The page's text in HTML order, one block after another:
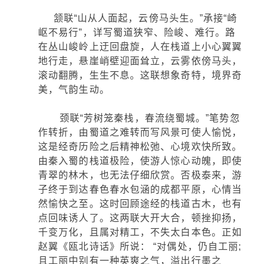
颔联“山从人面起，云傍马头生。”承接“崎
岖不易行”，详写蜀道狭窄、险峻、难行。路
在丛山峻岭上迂回盘旋，人在栈道上小心翼翼
地行走，悬崖峭壁迎面耸立，云雾依傍马头，
滚动翻腾，生生不息。这联想象奇特，境界奇
美，气韵生动。
颈联“芳树笼秦栈，春流绕蜀城。”笔势忽
作转折，由蜀道之难转而写风景可使人愉悦，
这是经奇历险之后精神松弛、心境欢快所致。
由秦入蜀的栈道极险，使游人惊心动魄，即使
青翠的林木，也无法仔细欣赏。否极泰来，游
子终于到达春色春水包涵的成都平原，心情当
然愉快之至。这时回顾途经的栈道古木，也有
点回味诱人了。这两联大开大合，顿挫抑扬，
千变万化，且属对精工，不失太白本色。正如
赵翼《瓯北诗话》所说： “对偶处，仍自工丽;
且工丽中别有一种英爽之气，溢出行墨之